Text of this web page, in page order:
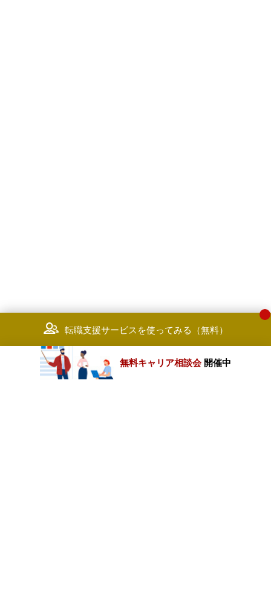
転職支援サービスを使ってみる（無料）
無料キャリア相談会 開催中